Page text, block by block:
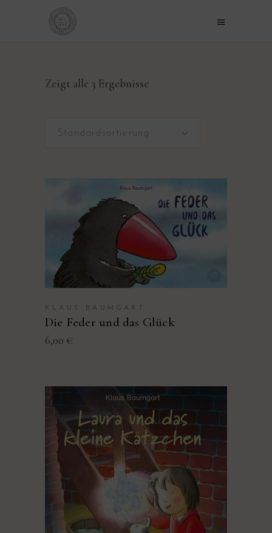
Zeigt alle 3 Ergebnisse
Standardsortierung
PRODUKT KAUFEN
KLAUS BAUMGART
Die Feder und das Glück
6,00 €
PRODUKT KAUFEN